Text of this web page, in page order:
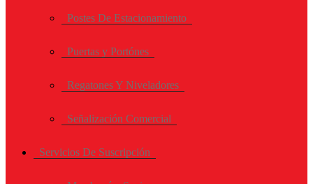
Postes De Estacionamiento
Puertas y Portónes
Regatones Y Niveladores
Señalización Comercial
Servicios De Suscripción